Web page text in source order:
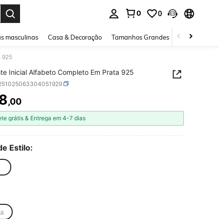
0 0
masculinas Casa & Decoração Tamanhos Grandes Joias e
925
Inicial Alfabeto Completo Em Prata 925
AND AVAILABILITY
,00
grátis & Entrega em 4-7 dias
Estilo: